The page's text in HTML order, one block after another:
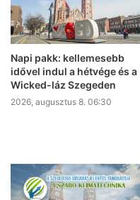
Napi pakk: kellemesebb
idővel indul a hétvége és a
Wicked-láz Szegeden
2026, augusztus 8. 06:30